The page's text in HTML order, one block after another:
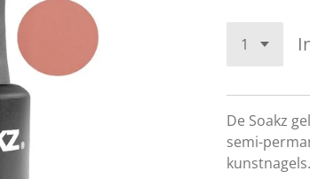
De Soakz
semi-
kunstnagels.